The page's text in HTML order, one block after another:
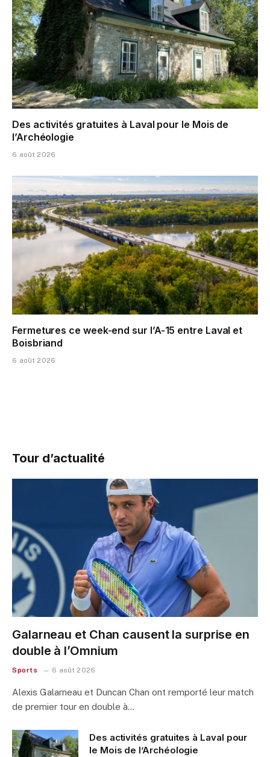
Des activités gratuites à Laval pour le Mois de
l’Archéologie
6 août 2026
Fermetures ce week-end sur l’A-15 entre Laval et
Boisbriand
6 août 2026
Tour d’actualité
Galarneau et Chan causent la surprise en
double à l’Omnium
Sports 6 août 2026
Alexis Galarneau et Duncan Chan ont remporté leur match
de premier tour en double à…
Des activités gratuites à Laval pour
le Mois de l’Archéologie